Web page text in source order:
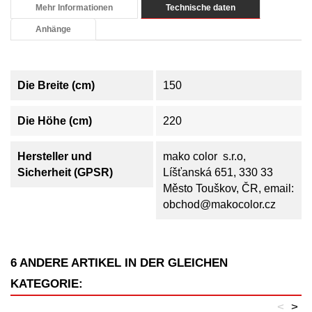
Mehr Informationen Technische daten
Anhänge
Die Breite (cm) 150
Die Höhe (cm) 220
Hersteller und
Sicherheit (GPSR)
mako color s.r.o,
Líšťanská 651, 330 33
Město Touškov, ČR, email:
obchod@makocolor.cz
6 ANDERE ARTIKEL IN DER GLEICHEN
KATEGORIE:
>
<